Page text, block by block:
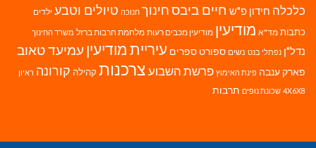
כלכלה חידון פ"ש חיים ביבסחינוך חנוכה טיולים וטבע ילדים
כתבות מד"א מודיעין מודיעין מכבים רעות מלחמת חרבות ברזל משרד החינוך
נדל"ן נפתלי בנט נשים ספורט ספרים עיריית מודיעין עמיעד טאוב
פארק ענבה פינת האימוץ פרשת השבועצרכנות קהילה קורונה ראיון
4X6X8 שכונת נופים תרבות